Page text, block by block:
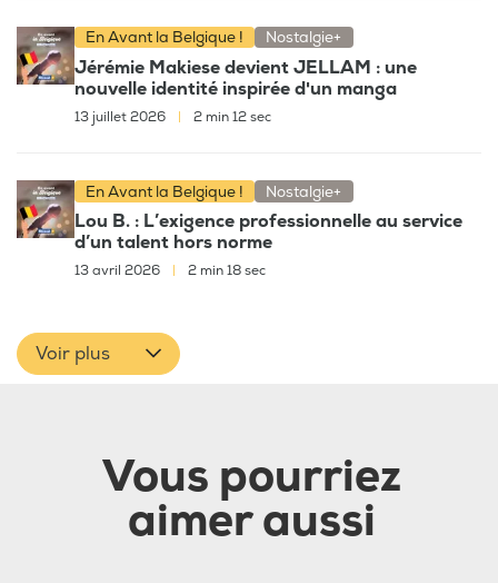
En Avant la Belgique ! Nostalgie+
Jérémie Makiese devient JELLAM : une
nouvelle identité inspirée d'un manga
13 juillet 2026 2 min 12 sec
En Avant la Belgique ! Nostalgie+
Lou B. : L’exigence professionnelle au service
d’un talent hors norme
13 avril 2026 | 2 min 18 sec
Voir plus
Vous pourriez
aimer aussi